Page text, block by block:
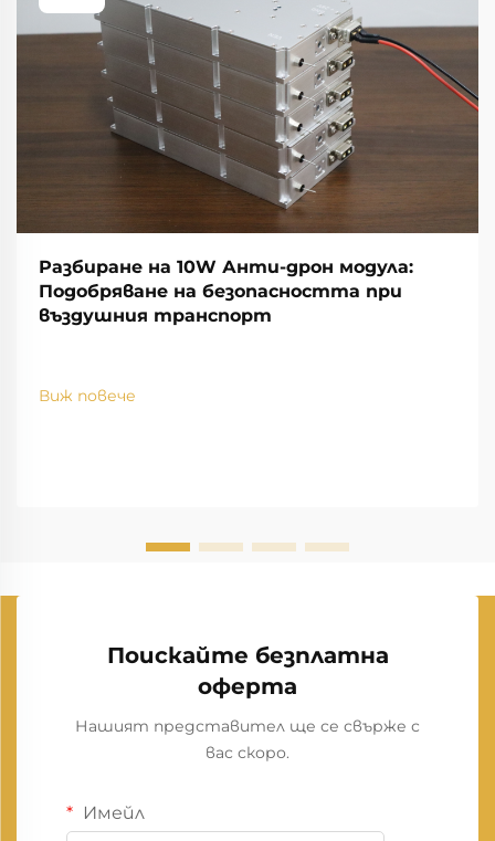
Разбиране на 10W Анти-дрон модула:
Подобряване на безопасността при
въздушния транспорт
Виж повече
Поискайте безплатна
оферта
Нашият представител ще се свърже с
вас скоро.
Имейл